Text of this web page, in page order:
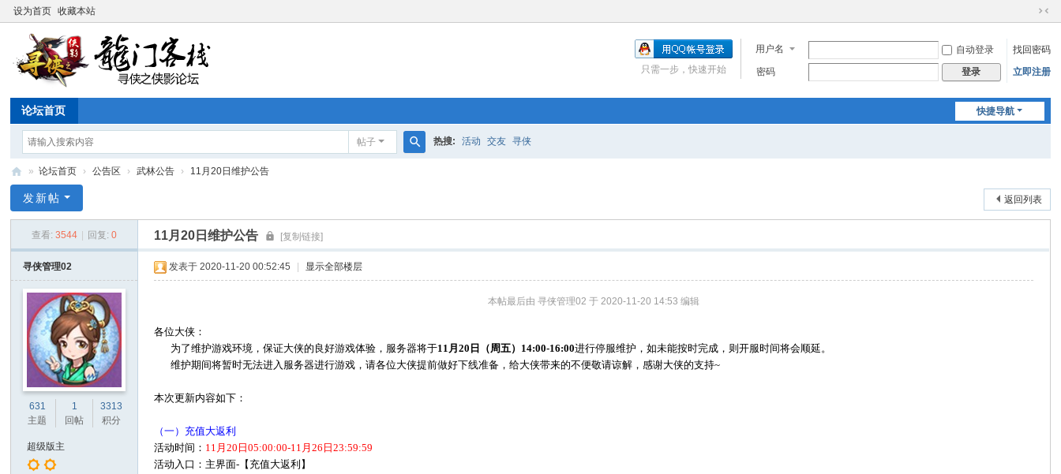
设为首页 收藏本站
切
到
窄
用户名 自动登录
找回密码
密码
登录 立即注册
只需一步，快速开始
快捷导航
论坛首页
帖子 热搜: 活动 交友 寻侠
侠
» 论坛首页 › 公告区 › 武林公告 › 11月20日维护公告
返回列表
发新帖
查看: 3544 回复: 0 11月20日维护公告 [复制链接]
寻侠管理02
631
主题
1
回帖
3313
积分
超级版主
发表于 2020-11-20 00:52:45 显示全部楼层
本帖最后由 寻侠管理02 于 2020-11-20 14:53 编辑
各位大侠：
为了维护游戏环境，保证大侠的良好游戏体验，服务器将于11月20日（周五）14:00-16:00进行停服维护，如未能按时完成，则开服时间将会顺延。
维护期间将暂时无法进入服务器进行游戏，请各位大侠提前做好下线准备，给大侠带来的不便敬请谅解，感谢大侠的支持~
本次更新内容如下：
（一）充值大返利
活动时间： 11月20日05:00:00-11月26日23:59:59
活动入口：主界面-【充值大返利】